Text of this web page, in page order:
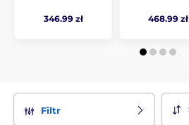
346.99 zł 468.99 zł
Filtr